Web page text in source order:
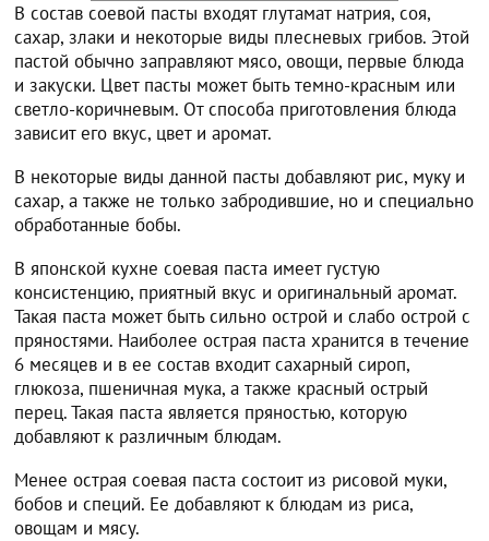
В состав соевой пасты входят глутамат натрия, соя,
сахар, злаки и некоторые виды плесневых грибов. Этой
пастой обычно заправляют мясо, овощи, первые блюда
и закуски. Цвет пасты может быть темно-красным или
светло-коричневым. От способа приготовления блюда
зависит его вкус, цвет и аромат.
В некоторые виды данной пасты добавляют рис, муку и
сахар, а также не только забродившие, но и специально
обработанные бобы.
В японской кухне соевая паста имеет густую
консистенцию, приятный вкус и оригинальный аромат.
Такая паста может быть сильно острой и слабо острой с
пряностями. Наиболее острая паста хранится в течение
6 месяцев и в ее состав входит сахарный сироп,
глюкоза, пшеничная мука, а также красный острый
перец. Такая паста является пряностью, которую
добавляют к различным блюдам.
Менее острая соевая паста состоит из рисовой муки,
бобов и специй. Ее добавляют к блюдам из риса,
овощам и мясу.